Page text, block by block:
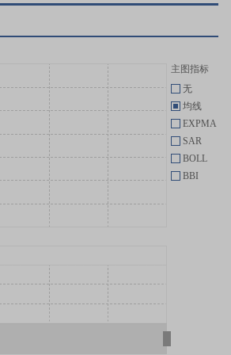
主图指标
无
均线
EXPMA
SAR
BOLL
BBI